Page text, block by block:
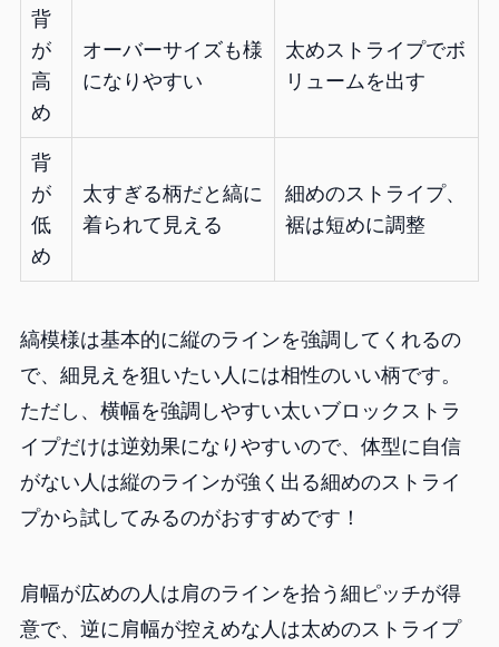
背
が
高
め
オーバーサイズも様
になりやすい
太めストライプでボ
リュームを出す
背
が
低
め
太すぎる柄だと縞に
着られて見える
細めのストライプ、
裾は短めに調整
縞模様は基本的に縦のラインを強調してくれるの
で、細見えを狙いたい人には相性のいい柄です。
ただし、横幅を強調しやすい太いブロックストラ
イプだけは逆効果になりやすいので、体型に自信
がない人は縦のラインが強く出る細めのストライ
プから試してみるのがおすすめです！
肩幅が広めの人は肩のラインを拾う細ピッチが得
意で、逆に肩幅が控えめな人は太めのストライプ